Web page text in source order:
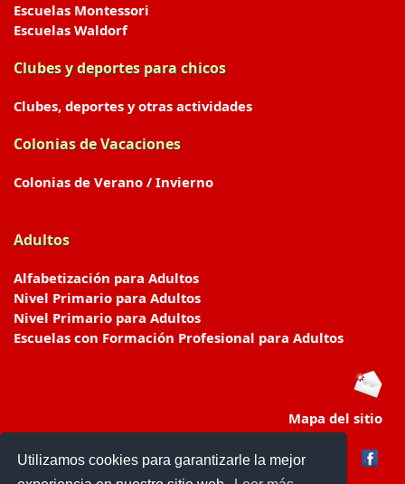
Utilizamos cookies para garantizarle la mejor
Escuelas Montessori
Escuelas Waldorf
Clubes y deportes para chicos
Clubes, deportes y otras actividades
Colonias de Vacaciones
Colonias de Verano / Invierno
Adultos
Alfabetización para Adultos
Nivel Primario para Adultos
Nivel Primario para Adultos
Escuelas con Formación Profesional para Adultos
Mapa del sitio